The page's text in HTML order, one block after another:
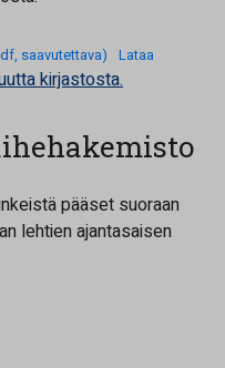
saavutettava) Lataa
kirjastosta.
pääset suoraan
lehtien ajantasaisen